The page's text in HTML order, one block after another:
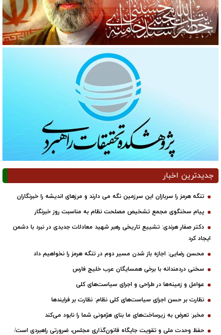
جدیدترین اخبار
تنگه هرمز را سربازان این سرزمین نگه می دارند و مرزهای اندیشه را خبرنگاران
پیام سخنگوی مجمع تشخیص مصلحت نظام به مناسبت روز خبرنگار
دکتر صفار هرندی: تشییع تاریخی رهبر شهید معادلات جدیدی در نبرد با دشمن
ایجاد کرد
محسن رضایی: اجازه باز شدن مسیر دوم در تنگه هرمز را نخواهیم داد
سخنی دردمندانه با برخی همسایگان عرب خلیج فارس
عوامل و زمینه‌ها در طراحی و اجرای سیاست‌های کلی
نظارت بر حسن اجرای سیاست‌های کلی نظام: نظارت بر فرایندها
مخبر: تعرض به زیرساخت‌های ما بنای هژمونی شما را نابود می‌کند
حفظ وحدت ملی و تقویت جایگاه قانون‌گذاری مجلس، ضرورتی راهبردی است/